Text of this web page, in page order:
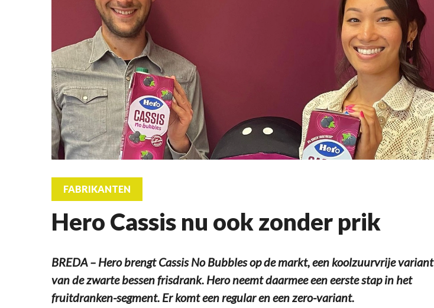
FABRIKANTEN
Hero Cassis nu ook zonder prik
BREDA – Hero brengt Cassis No Bubbles op de markt, een koolzuurvrije variant
van de zwarte bessen frisdrank. Hero neemt daarmee een eerste stap in het
fruitdranken-segment. Er komt een regular en een zero-variant.